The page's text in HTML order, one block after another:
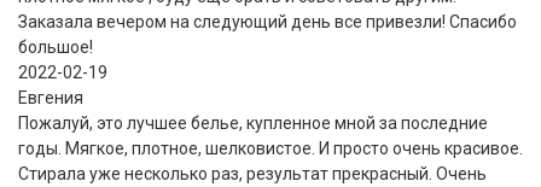
Заказала вечером на следующий день все привезли! Спасибо
большое!
2022-02-19
Евгения
Пожалуй, это лучшее белье, купленное мной за последние
годы. Мягкое, плотное, шелковистое. И просто очень красивое.
Стирала уже несколько раз, результат прекрасный. Очень